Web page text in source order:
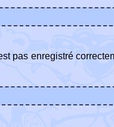
pas enregistré